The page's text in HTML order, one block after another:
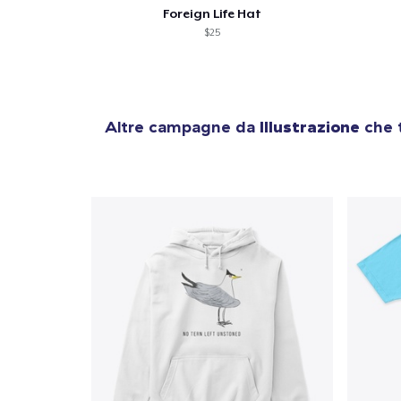
Foreign Life Hat
$25
Altre campagne da Illustrazione che